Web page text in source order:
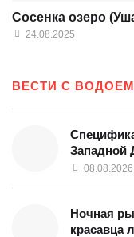
Сосенка озеро
24.08.2025
ВЕСТИ С
Западной
08.08.2026
Ночная
красавца